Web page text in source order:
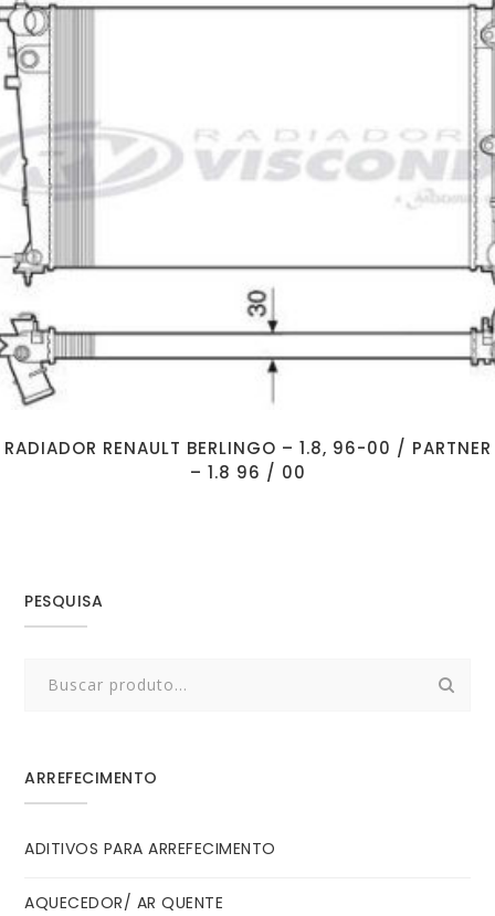
RADIADOR RENAULT BERLINGO – 1.8, 96-00 / PARTNER
– 1.8 96 / 00
PESQUISA
ARREFECIMENTO
ADITIVOS PARA ARREFECIMENTO
AQUECEDOR/ AR QUENTE